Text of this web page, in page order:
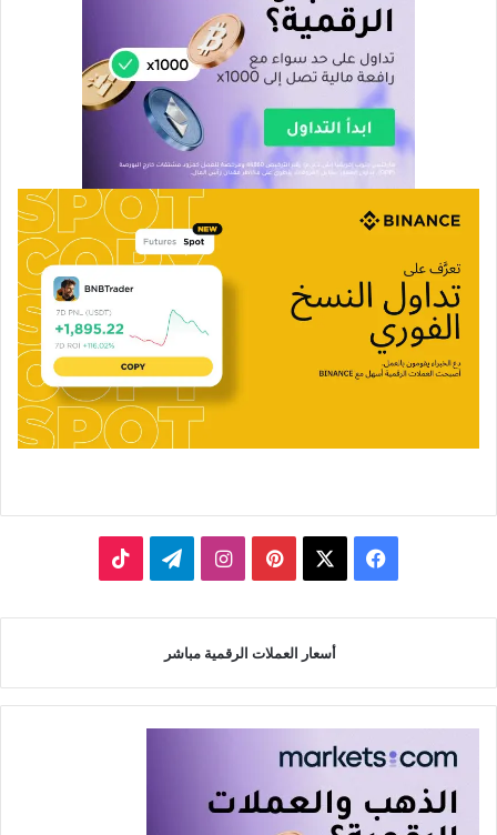
فيسبوك بينتيريستانستقرامتيلقرام
أسعار العملات الرقمية مباشر